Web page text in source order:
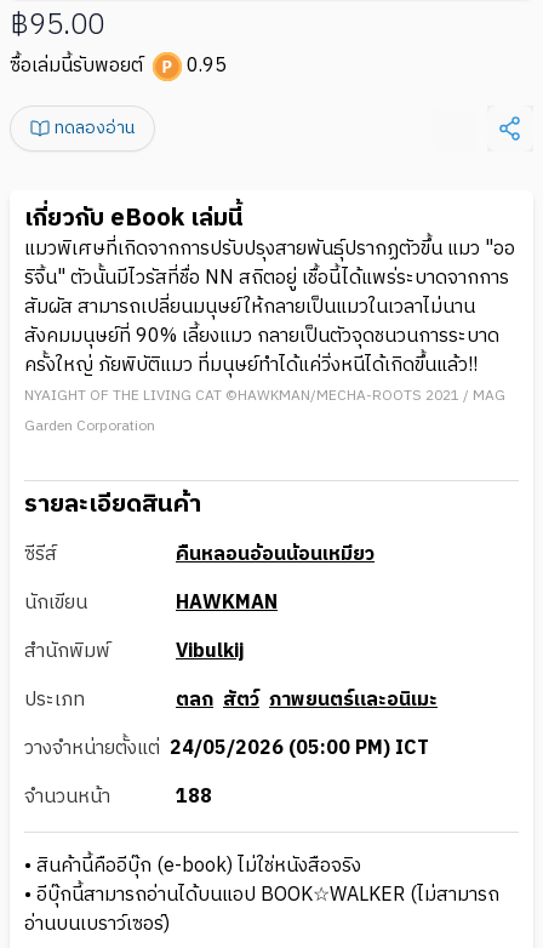
฿95.00
ซื้อเล่มนี้รับพอยต์ 0.95
ทดลองอ่าน
เกี่ยวกับ eBook เล่มนี้
แมวพิเศษที่เกิดจากการปรับปรุงสายพันธุ์ปรากฏตัวขึ้น แมว "ออ
ริจิ้น" ตัวนั้นมีไวรัสที่ชื่อ NN สถิตอยู่ เชื้อนี้ได้แพร่ระบาดจากการ
สัมผัส สามารถเปลี่ยนมนุษย์ให้กลายเป็นแมวในเวลาไม่นาน
สังคมมนุษย์ที่ 90% เลี้ยงแมว กลายเป็นตัวจุดชนวนการระบาด
ครั้งใหญ่ ภัยพิบัติแมว ที่มนุษย์ทำได้แค่วิ่งหนีได้เกิดขึ้นแล้ว!!
NYAIGHT OF THE LIVING CAT ©HAWKMAN/MECHA-ROOTS 2021 / MAG
Garden Corporation
รายละเอียดสินค้า
ซีรีส์
คืนหลอนอ้อนน้อนเหมียว
นักเขียน
HAWKMAN
สำนักพิมพ์
Vibulkij
ประเภท
ตลก สัตว์ ภาพยนตร์และอนิเมะ
วางจำหน่ายตั้งแต่ 24/05/2026 (05:00 PM) ICT
จำนวนหน้า
188
• สินค้านี้คืออีบุ๊ก (e-book) ไม่ใช่หนังสือจริง
• อีบุ๊กนี้สามารถอ่านได้บนแอป BOOK☆WALKER (ไม่สามารถ
อ่านบนเบราว์เซอร์)